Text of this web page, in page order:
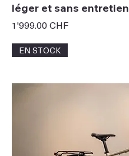
léger et sans entretien
Prix
1'999.00 CHF
EN STOCK